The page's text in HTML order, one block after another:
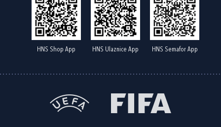
HNS Shop App HNS Ulaznice App HNS Semafor App